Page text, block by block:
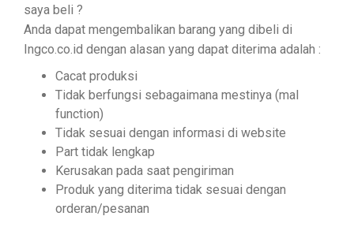
KOMPRESOR
(MESIN
saya beli ?
Anda dapat mengembalikan barang yang dibeli di
Ingco.co.id dengan alasan yang dapat diterima adalah :
Cacat produksi
Tidak berfungsi sebagaimana mestinya (mal
function)
Tidak sesuai dengan informasi di website
Part tidak lengkap
Kerusakan pada saat pengiriman
Produk yang diterima tidak sesuai dengan
orderan/pesanan
Tools
Measuring